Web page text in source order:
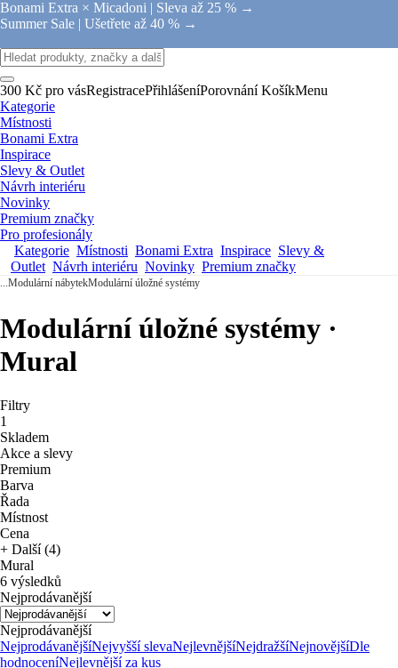
Bonami Extra × Micadoni | Sleva až 25 % →
Summer Sale | Ušetřete až 40 % →
300 Kč pro vásRegistracePřihlášeníPorovnání KošíkMenu
Kategorie
Místnosti
Bonami Extra
Inspirace
Slevy & Outlet
Návrh interiéru
Novinky
Premium značky
Pro profesionály
Kategorie Místnosti Bonami Extra Inspirace Slevy &
Outlet Návrh interiéru Novinky Premium značky
...Modulární nábytekModulární úložné systémy
Modulární úložné systémy ·
Mural
Filtry
1
Skladem
Akce a slevy
Premium
Barva
Řada
Místnost
Cena
+ Další (4)
Mural
6 výsledků
Nejprodávanější
Nejprodávanější
NejprodávanějšíNejvyšší slevaNejlevnějšíNejdražšíNejnovějšíDle
hodnoceníNejlevnější za kus